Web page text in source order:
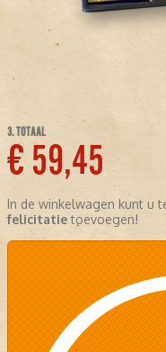
3. TOTAAL
€ 59,45
In de winkelwagen kunt u
felicitatietoevoegen!